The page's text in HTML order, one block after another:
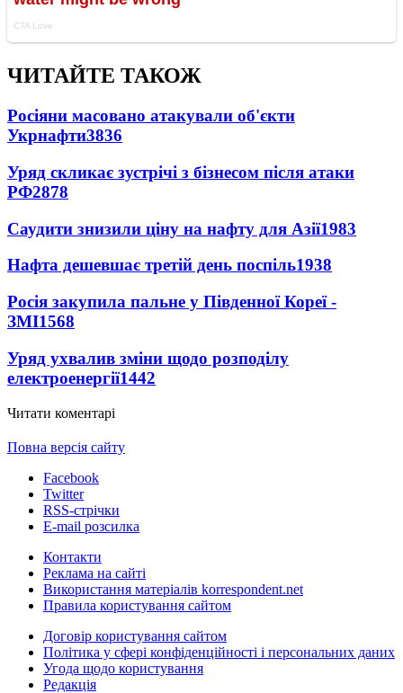
ЧИТАЙТЕ ТАКОЖ
Росіяни масовано атакували об'єкти
Укрнафти3836
Уряд скликає зустрічі з бізнесом після атаки
РФ2878
Саудити знизили ціну на нафту для Азії1983
Нафта дешевшає третій день поспіль1938
Росія закупила пальне у Південної Кореї -
ЗМІ1568
Уряд ухвалив зміни щодо розподілу
електроенергії1442
Читати коментарі
Повна версія сайту
Facebook
Twitter
RSS-стрічки
E-mail розсилка
Контакти
Реклама на сайті
Використання матеріалів korrespondent.net
Правила користування сайтом
Договір користування сайтом
Політика у сфері конфіденційності і персональних даних
Угода щодо користування
Редакція